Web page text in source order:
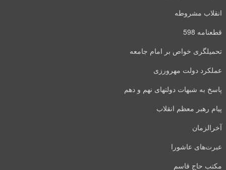
انقلاب مشروطه
قطعنامه 598
تحمیلگری خواص بر امام جامعه
عملکرد دولت مهرورزی
پاسخ به شبهات دولتهای نهم و دهم
پیام رهبر معظم انقلاب
آخرالزمان
عبرت‌های عاشورا
مکتب حاج قاسم